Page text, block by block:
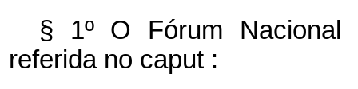
§ 1º O Fórum Nacional
referida no caput :